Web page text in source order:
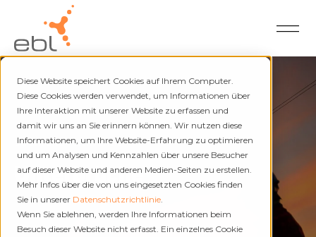
Diese Website speichert Cookies auf Ihrem Computer.
Diese Cookies werden verwendet, um Informationen über
Ihre Interaktion mit unserer Website zu erfassen und
damit wir uns an Sie erinnern können. Wir nutzen diese
Informationen, um Ihre Website-Erfahrung zu optimieren
und um Analysen und Kennzahlen über unsere Besucher
auf dieser Website und anderen Medien-Seiten zu erstellen.
Mehr Infos über die von uns eingesetzten Cookies finden
Sie in unserer Datenschutzrichtlinie.
Wenn Sie ablehnen, werden Ihre Informationen beim
Besuch dieser Website nicht erfasst. Ein einzelnes Cookie
Strom und Fernwärme
Unterbrüche